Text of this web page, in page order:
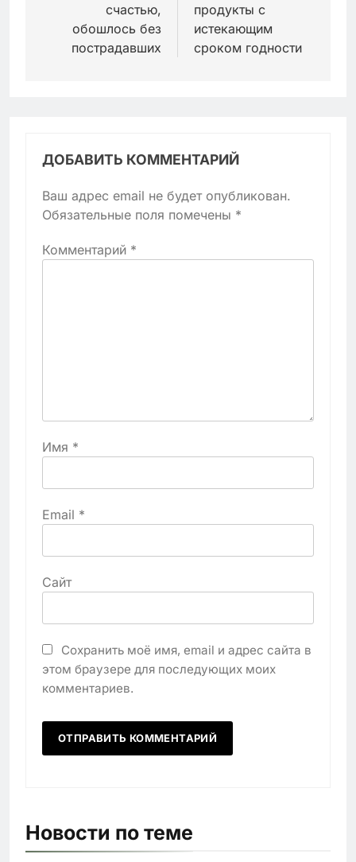
счастью,
обошлось без
пострадавших
продукты с
истекающим
сроком годности
ДОБАВИТЬ КОММЕНТАРИЙ
Ваш адрес email не будет опубликован.
Обязательные поля помечены *
Комментарий *
Имя *
Email *
Сайт
Сохранить моё имя, email и адрес сайта в
этом браузере для последующих моих
комментариев.
Новости по теме